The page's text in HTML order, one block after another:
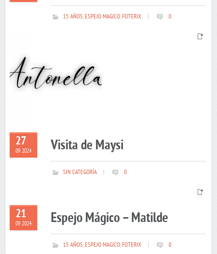
15 AÑOS,ESPEJO MAGICO,FOTERIX 0
27
09 2024 Visita de Maysi
SIN CATEGORÍA 0
21
09 2024 Espejo Mágico – Matilde
15 AÑOS,ESPEJO MAGICO,FOTERIX 0